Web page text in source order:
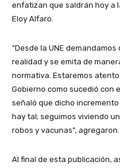
enfatizan que saldrán hoy a
Eloy Alfaro.
“Desde la UNE
realidad y se emita de
normativa. Estaremos
Gobierno como sucedió con
señaló que dicho
hay tal; seguimos viviendo
robos y vacunas”, agregaron.
Al final de esta publicación,